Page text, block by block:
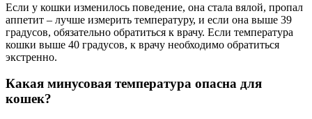
Если у кошки изменилось поведение, она стала вялой, пропал
аппетит – лучше измерить температуру, и если она выше 39
градусов, обязательно обратиться к врачу. Если температура
кошки выше 40 градусов, к врачу необходимо обратиться
экстренно.
Какая минусовая температура опасна для
кошек?